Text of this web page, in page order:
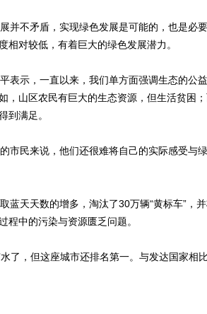
并不矛盾，实现绿色发展是可能的，也是必
相对较低，有着巨大的绿色发展潜力。
表示，一直以来，我们单方面强调生态的公
，山区农民有巨大的生态资源，但生活贫困
到满足。
市民来说，他们还很难将自己的实际感受与
蓝天天数的增多，淘汰了30万辆“黄标车”，
程中的污染与资源匮乏问题。
了，但这座城市还排名第一。与发达国家相